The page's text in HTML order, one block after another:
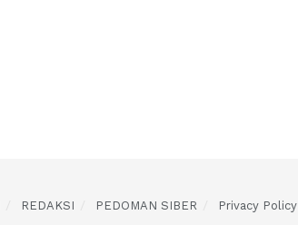
REDAKSI PEDOMAN SIBER Privacy Policy